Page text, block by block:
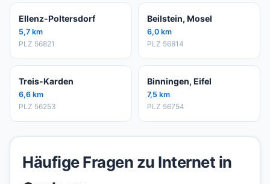
Ellenz-Poltersdorf
5,7 km
PLZ 56821
Beilstein, Mosel
6,0 km
PLZ 56814
Treis-Karden
6,6 km
PLZ 56253
Binningen, Eifel
7,5 km
PLZ 56754
Häufige Fragen zu Internet in